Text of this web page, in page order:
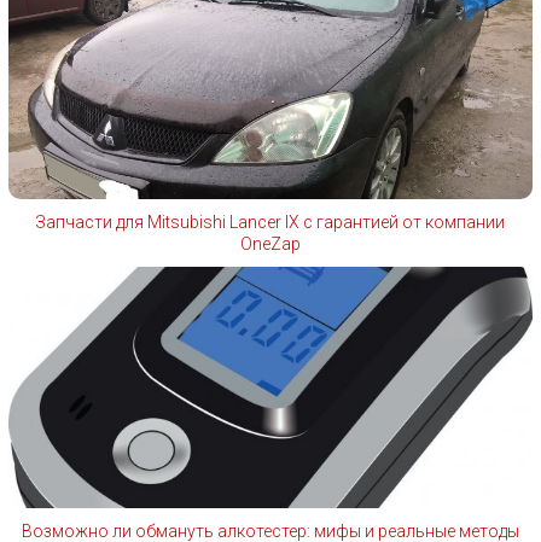
Запчасти для Mitsubishi Lancer IX с гарантией от компании
OneZap
Возможно ли обмануть алкотестер: мифы и реальные методы